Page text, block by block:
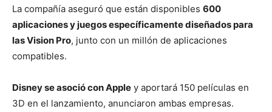
La compañía aseguró que están disponibles 600
aplicaciones y juegos específicamente diseñados para
las Vision Pro, junto con un millón de aplicaciones
compatibles.
Disney se asoció con Apple y aportará 150 películas en
3D en el lanzamiento, anunciaron ambas empresas.